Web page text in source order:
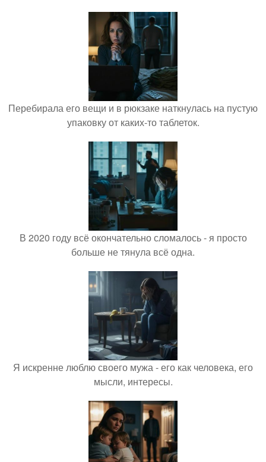
Перебирала его вещи и в рюкзаке наткнулась на пустую
упаковку от каких-то таблеток.
В 2020 году всё окончательно сломалось - я просто
больше не тянула всё одна.
Я искренне люблю своего мужа - его как человека, его
мысли, интересы.